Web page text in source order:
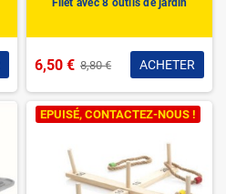
Filet avec 8 outils de jardin
6,50 € 8,80 € ACHETER
EPUISÉ, CONTACTEZ-NOUS !